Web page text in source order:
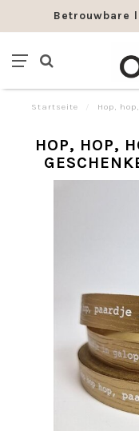
Betrouwbare
Startseite
Hop,
HOP, HOP,